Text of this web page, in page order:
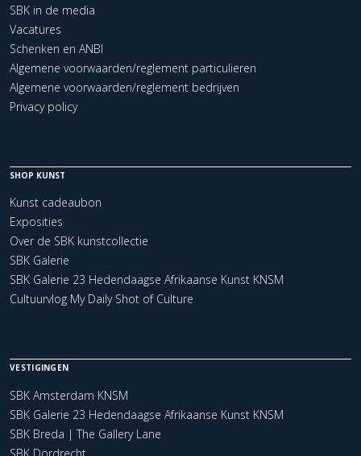
SBK in de media
Vacatures
Schenken en ANBI
Algemene voorwaarden/reglement particulieren
Algemene voorwaarden/reglement bedrijven
Privacy policy
SHOP KUNST
Kunst cadeaubon
Exposities
Over de SBK kunstcollectie
SBK Galerie
SBK Galerie 23 Hedendaagse Afrikaanse Kunst KNSM
Cultuurvlog My Daily Shot of Culture
VESTIGINGEN
SBK Amsterdam KNSM
SBK Galerie 23 Hedendaagse Afrikaanse Kunst KNSM
SBK Breda | The Gallery Lane